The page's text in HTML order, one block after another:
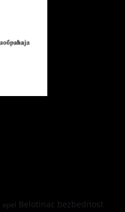
apel Belotinac bezbednost